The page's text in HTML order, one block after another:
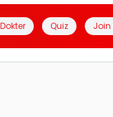
Quiz Join